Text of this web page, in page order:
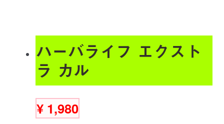
ハーバライフ エクスト
ラ カル
¥1,980